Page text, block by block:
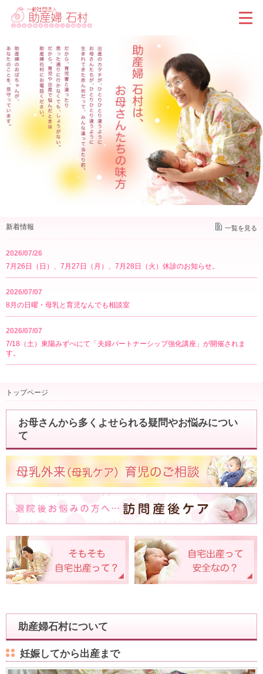
新着情報 一覧を見る
2026/07/26
7月26日（日）、7月27日（月）、7月28日（火）休診のお知らせ。
2026/07/07
8月の日曜・母乳と育児なんでも相談室
2026/07/07
7/18（土）東陽みずべにて「夫婦パートナーシップ強化講座」が開催されま
す。
トップページ
お母さんから多くよせられる疑問やお悩みについ
て
助産婦石村について
妊娠してから出産まで